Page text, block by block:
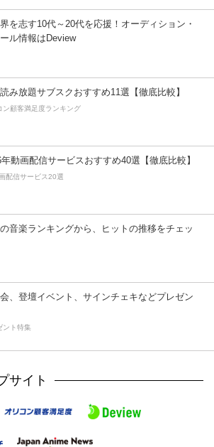
を志す10代～20代を応援！オーディション・
ル情報はDeview
み放題サブスクおすすめ11選【徹底比較】
ン顧客満足度ランキング
年動画配信サービスおすすめ40選【徹底比較】
配信サービス20選
音楽ランキングから、ヒットの推移をチェッ
、登壇イベント、サインチェキなどプレゼン
ント特集
サイト